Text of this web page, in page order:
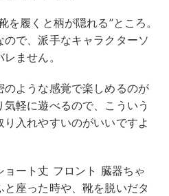
を履くと柄が隠れる”ところ。
で、派手なキャラクターソ
ません。
のような感覚で楽しめるのが
軽に遊べるので、こういう
入れやすいのがいいですよ
ート丈 フロント 臓器ちゃ
座った時や、靴を脱いだタ